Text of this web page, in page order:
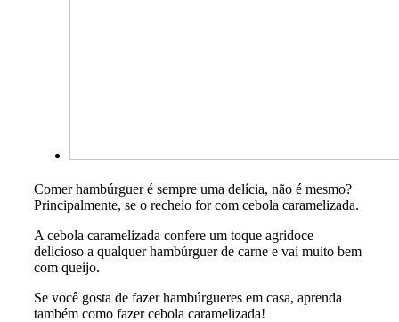
Comer hambúrguer é sempre uma delícia, não é mesmo?
Principalmente, se o recheio for com cebola caramelizada.
A cebola caramelizada confere um toque agridoce
delicioso a qualquer hambúrguer de carne e vai muito bem
com queijo.
Se você gosta de fazer hambúrgueres em casa, aprenda
também como fazer cebola caramelizada!